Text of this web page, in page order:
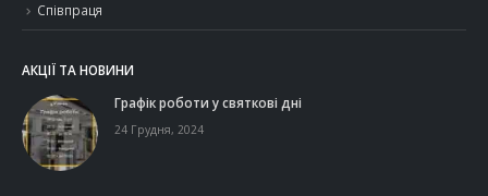
Співпраця
АКЦІЇ ТА НОВИНИ
Графік роботи у святкові дні
24 Грудня, 2024